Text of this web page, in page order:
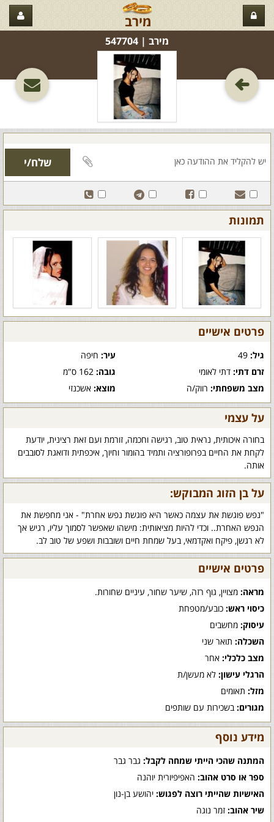
מירב
מירב‏ | 547704
תמונות
פרטים אישיים
גיל: עיר:חיפה
זרם דתי: דתי לאומי גובה:162 ס"מ
מצב משפחתי: רווק/ה מוצא:אשכנזי
על עצמי
בחורה איכותית, נראית טוב, רגישה וחכמה, זורמת ועם זאת רצינית, יודעת
לקחת את החיים בפרופורציה ותמיד בהומור וחיוך, איכפתית ודואגת לסובבים
אותה.
על בן הזוג המבוקש:
"נפש פוגשת את עצמה כאשר היא פוגשת נפש אחרת" - אני מחפשת את
הנפש האחרת.. וכדי להיות מציאותית: מישהו שאפשר לסמוך עליו, רגיש אך
לא רגשן, פיקח ואקדמאי, בעל שמחת חיים ושובבות ושפע של טוב לב.
פרטים אישיים
מראה: מצויין, גוף רזה, שיער שחור, עיניים שחורות.
כיסוי ראש: כובע/מטפחת
עיסוק: מחשבים
השכלה: תואר שני
מצב כלכלי: אחר
הרגלי עישון: לא מעשן/ת
מזל: תאומים
מגורים: בשכירות עם שותפים
מידע נוסף
המתנה שהכי הייתי שמחה לקבל: גבר גבר
ספר או סרט אהוב: האפיפיורית יוהנה
האישיות שהייתי רוצה לפגוש: יהושע בן-נון
שיר אהוב: זמר נוגה